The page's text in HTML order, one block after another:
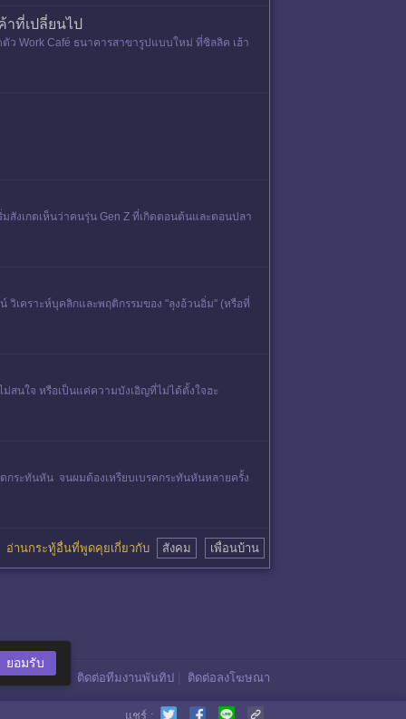
ที่เปลี่ยนไป
ว Work Café ธนาคารสาขารูปแบบใหม่ ที่ซิลลิค เฮ้า
สังเกตเห็นว่าคนรุ่น Gen Z ที่เกิดตอนต้นและตอนปลา
เคราะห์บุคลิกและพฤติกรรมของ "ลุงอ้วนอิ่ม" (หรือที่
สนใจ หรือเป็นแค่ความบังเอิญที่ไม่ได้ตั้งใจฮะ
ระทันหัน จนผมต้องเหรียบเบรคกระทันหันหลายครั้ง
อ่านกระทู้อื่นที่พูดคุยเกี่ยวกับ สังคม เพื่อนบ้าน
แชร์ :
ติดต่อทีมงานพันทิป ติดต่อลงโฆษณา
ยอมรับ